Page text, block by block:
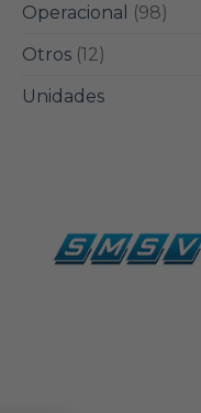
Operacional
(98)
Otros(12)
Unidades